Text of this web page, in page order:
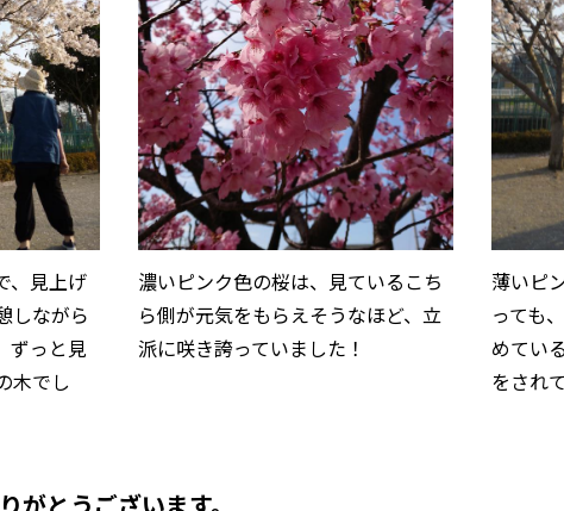
、見上げ
しながら
ずっと見
木でし
濃いピンク色の桜は、見ているこち
ら側が元気をもらえそうなほど、立
派に咲き誇っていました！
薄いピ
っても
めてい
をされ
がとうございます。